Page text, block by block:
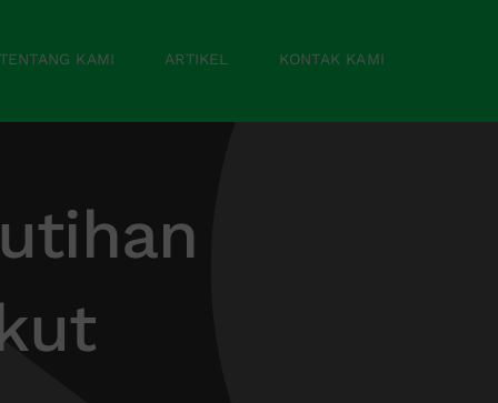
KAMI ARTIKEL KONTAK KAMI